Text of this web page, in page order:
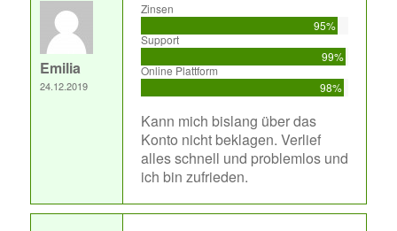
Emilia
24.12.2019
Zinsen
95%
Support
99%
Online Plattform
98%
Kann mich bislang über das
Konto nicht beklagen. Verlief
alles schnell und problemlos und
ich bin zufrieden.